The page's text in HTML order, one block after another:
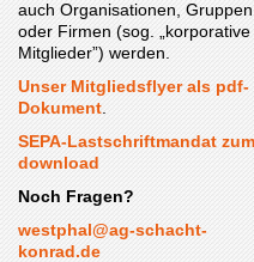
auch Organisationen, Gruppen
oder Firmen (sog. „korporative
Mitglieder”) werden.
Unser Mitgliedsflyer als pdf-
Dokument
SEPA-Lastschriftmandat zum
download
Noch Fragen?
westphal@ag-schacht-
konrad.de